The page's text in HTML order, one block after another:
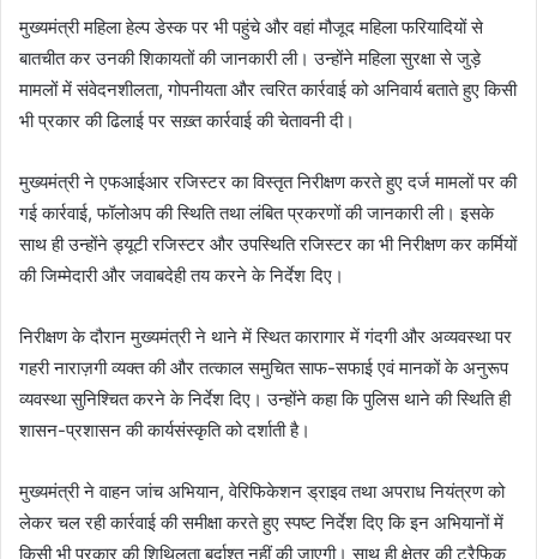
मुख्यमंत्री महिला हेल्प डेस्क पर भी पहुंचे और वहां मौजूद महिला फरियादियों से
बातचीत कर उनकी शिकायतों की जानकारी ली। उन्होंने महिला सुरक्षा से जुड़े
मामलों में संवेदनशीलता, गोपनीयता और त्वरित कार्रवाई को अनिवार्य बताते हुए किसी
भी प्रकार की ढिलाई पर सख़्त कार्रवाई की चेतावनी दी।
मुख्यमंत्री ने एफआईआर रजिस्टर का विस्तृत निरीक्षण करते हुए दर्ज मामलों पर की
गई कार्रवाई, फॉलोअप की स्थिति तथा लंबित प्रकरणों की जानकारी ली। इसके
साथ ही उन्होंने ड्यूटी रजिस्टर और उपस्थिति रजिस्टर का भी निरीक्षण कर कर्मियों
की जिम्मेदारी और जवाबदेही तय करने के निर्देश दिए।
निरीक्षण के दौरान मुख्यमंत्री ने थाने में स्थित कारागार में गंदगी और अव्यवस्था पर
गहरी नाराज़गी व्यक्त की और तत्काल समुचित साफ-सफाई एवं मानकों के अनुरूप
व्यवस्था सुनिश्चित करने के निर्देश दिए। उन्होंने कहा कि पुलिस थाने की स्थिति ही
शासन-प्रशासन की कार्यसंस्कृति को दर्शाती है।
मुख्यमंत्री ने वाहन जांच अभियान, वेरिफिकेशन ड्राइव तथा अपराध नियंत्रण को
लेकर चल रही कार्रवाई की समीक्षा करते हुए स्पष्ट निर्देश दिए कि इन अभियानों में
किसी भी प्रकार की शिथिलता बर्दाश्त नहीं की जाएगी। साथ ही क्षेत्र की ट्रैफिक